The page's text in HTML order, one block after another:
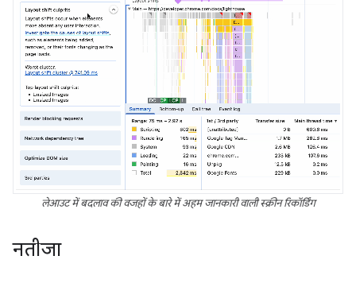
लेआउट में बदलाव की वजहों के बारे में अहम जानकारी वाली स्क्रीन रिकॉर्डिंग
नतीजा